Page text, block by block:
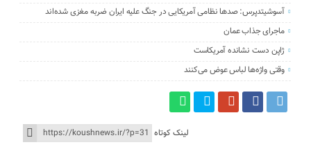
آسوشیتدپرس: صدها نظامی آمریکایی در جنگ علیه ایران ضربه مغزی شده‌اند
ماجرای جذاب عمان
ژاپن دست نشانده آمریکاست
وقتی واژه‌ها لباس عوض می‌کنند
لینک کوتاه